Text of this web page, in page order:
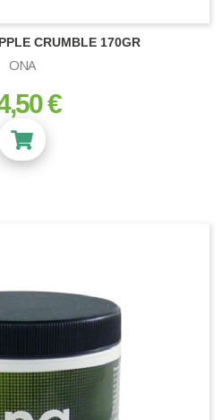
CRUMBLE 170GR
ONA
€